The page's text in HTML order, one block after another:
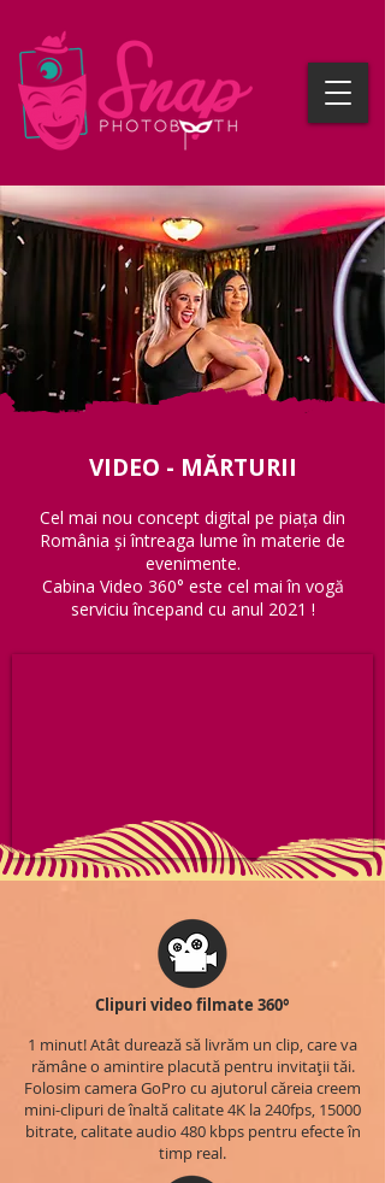
VIDEO - MĂRTURII
Cel mai nou concept digital pe piața din
România și întreaga lume în materie de
evenimente.
Cabina Video 360° este cel mai în vogă
serviciu începand cu anul 2021 !
Clipuri video filmate 360°
1 minut! Atât durează să livrăm un clip, care va
rămâne o amintire placută pentru invitații tăi.
Folosim camera GoPro cu ajutorul căreia creem
mini-clipuri de înaltă calitate 4K la 240fps, 15000
bitrate, calitate audio 480 kbps pentru efecte în
timp real.